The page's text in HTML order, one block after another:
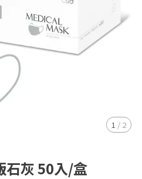
1 / 2
石灰 50入/盒